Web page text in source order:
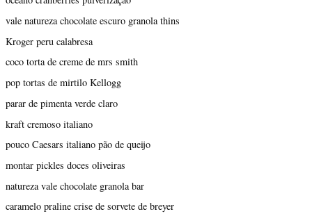
vale natureza chocolate escuro granola thins
Kroger peru calabresa
coco torta de creme de mrs smith
pop tortas de mirtilo Kellogg
parar de pimenta verde claro
kraft cremoso italiano
pouco Caesars italiano pão de queijo
montar pickles doces oliveiras
natureza vale chocolate granola bar
caramelo praline crise de sorvete de breyer